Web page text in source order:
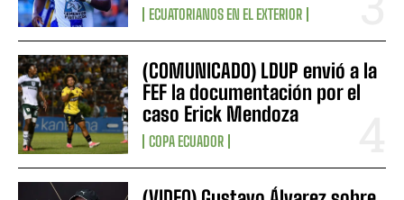
ECUATORIANOS EN EL EXTERIOR
(COMUNICADO) LDUP envió a la
FEF la documentación por el
caso Erick Mendoza
COPA ECUADOR